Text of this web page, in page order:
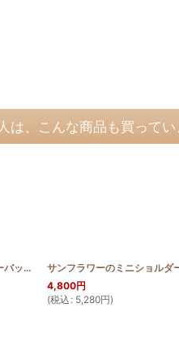
は、こんな商品も買って
パイナップルのショルダーバッグ中 [HQBS_S_PINE ]
4,800円
(税込 : 5,280円)